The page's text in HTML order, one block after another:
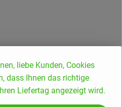
liebe Kunden, Cookies
dass Ihnen das richtige
Liefertag angezeigt wird.